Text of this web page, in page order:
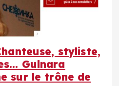
styliste,
Gulnara
sur le trône de